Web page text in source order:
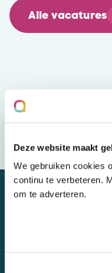
Deze website maakt
We gebruiken cookies
continu te verbeteren.
om te adverteren.
Alle vacatures